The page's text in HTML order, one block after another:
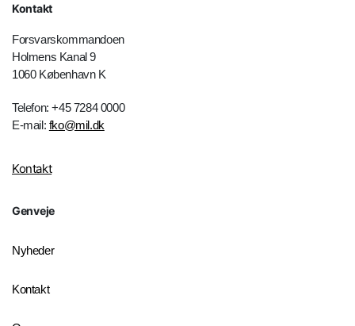
Kontakt
Forsvarskommandoen
Holmens Kanal 9
1060 København K
Telefon: +45 7284 0000
E-mail: fko@mil.dk
Kontakt
Genveje
Nyheder
Kontakt